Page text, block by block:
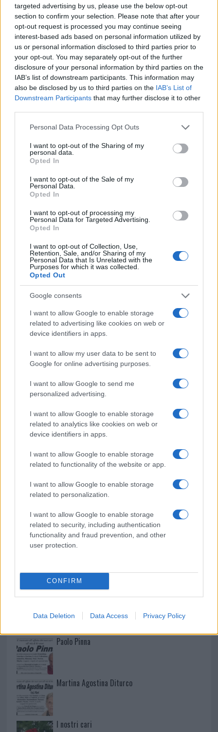
targeted advertising by us, please use the below opt-out
section to confirm your selection. Please note that after your
opt-out request is processed you may continue seeing
interest-based ads based on personal information utilized by
us or personal information disclosed to third parties prior to
your opt-out. You may separately opt-out of the further
disclosure of your personal information by third parties on the
IAB’s list of downstream participants. This information may
also be disclosed by us to third parties on the IAB’s List of
Downstream Participants that may further disclose it to other
Please note that this website/app uses one or more Google
not limited to your visit or usage behaviour. You may click to
grant or deny consent to Google and its third-party tags to
use your data for below specified purposes in below Google
consent section.
Personal Data Processing Opt Outs
I want to opt-out of the Sharing of my
personal data.
Opted In
I want to opt-out of the Sale of my
Personal Data.
Opted In
I want to opt-out of processing my
Personal Data for Targeted Advertising.
Opted In
I want to opt-out of Collection, Use,
Retention, Sale, and/or Sharing of my
Personal Data that Is Unrelated with the
Purposes for which it was collected.
Opted Out
Google consents
I want to allow Google to enable storage
related to advertising like cookies on web or
device identifiers in apps.
I want to allow my user data to be sent to
Google for online advertising purposes.
I want to allow Google to send me
personalized advertising.
I want to allow Google to enable storage
related to analytics like cookies on web or
device identifiers in apps.
I want to allow Google to enable storage
related to functionality of the website or app.
I want to allow Google to enable storage
related to personalization.
I want to allow Google to enable storage
related to security, including authentication
functionality and fraud prevention, and other
user protection.
CONFIRM
Data Deletion Data Access Privacy Policy
da Google News
Condividi l'articolo
F
a
ce
b
o
o
k
T
w
it
te
r
Pi
n
te
re
st
W
h
at
s
A
p
S
h
a
re
Articolo precedente
NOTIZIE RECENTI
Pausa caffè impeccabile: come scegliere la
soluzione ideale per la casa e l’ufficio
Monte Pino, la fine di un lungo dolore: storia e
Raid nelle campagne di Berchidda, rischio per
la rete elettrica
Monte Pino, via i cancelli del cantiere: la Gallura
ritrova la strada
Nuovi stalli residenti a Palau, il Comune
completa l’iter
Film internazionale, casting per comparse in
Porto Rotondo ospita la grande sfida della vela
NECROLOGIE
Mario Malu
Paolo Pinna
Martina Agostina Diturco
I nostri cari